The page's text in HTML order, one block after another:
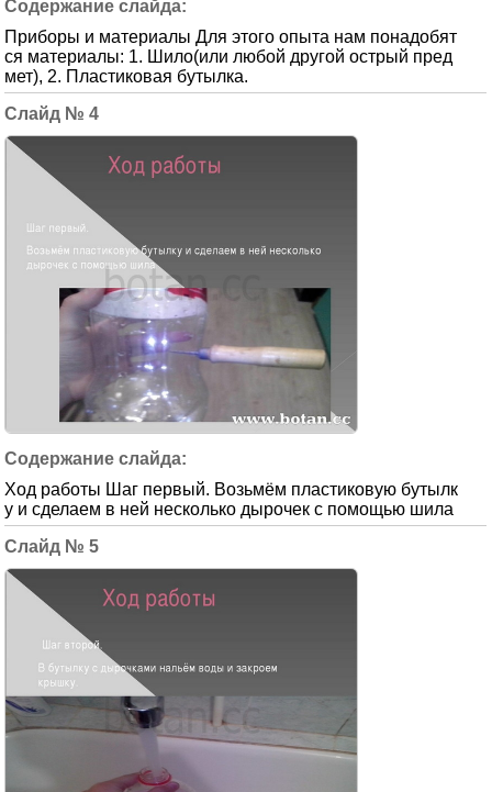
Приборы и материалы Для этого опыта нам понадобят
ся материалы: 1. Шило(или любой другой острый пред
мет), 2. Пластиковая бутылка.
4
Ход работы Шаг первый. Возьмём пластиковую бутылк
у и сделаем в ней несколько дырочек с помощью шила
5